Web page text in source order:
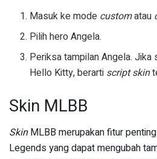
Masuk ke mode customatau
Pilih hero Angela.
Periksa tampilan Angela. Jika
Hello Kitty, berarti script skin
Skin MLBB
SkinMLBB merupakan fitur
Legends yang dapat mengubah